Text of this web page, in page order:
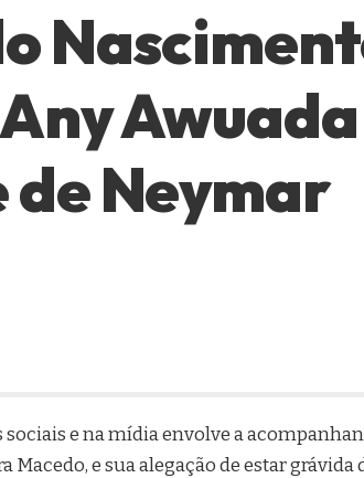
Awuada
Neymar
e na mídia envolve a
e sua alegação de estar grávida